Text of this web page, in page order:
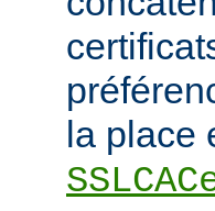
la place